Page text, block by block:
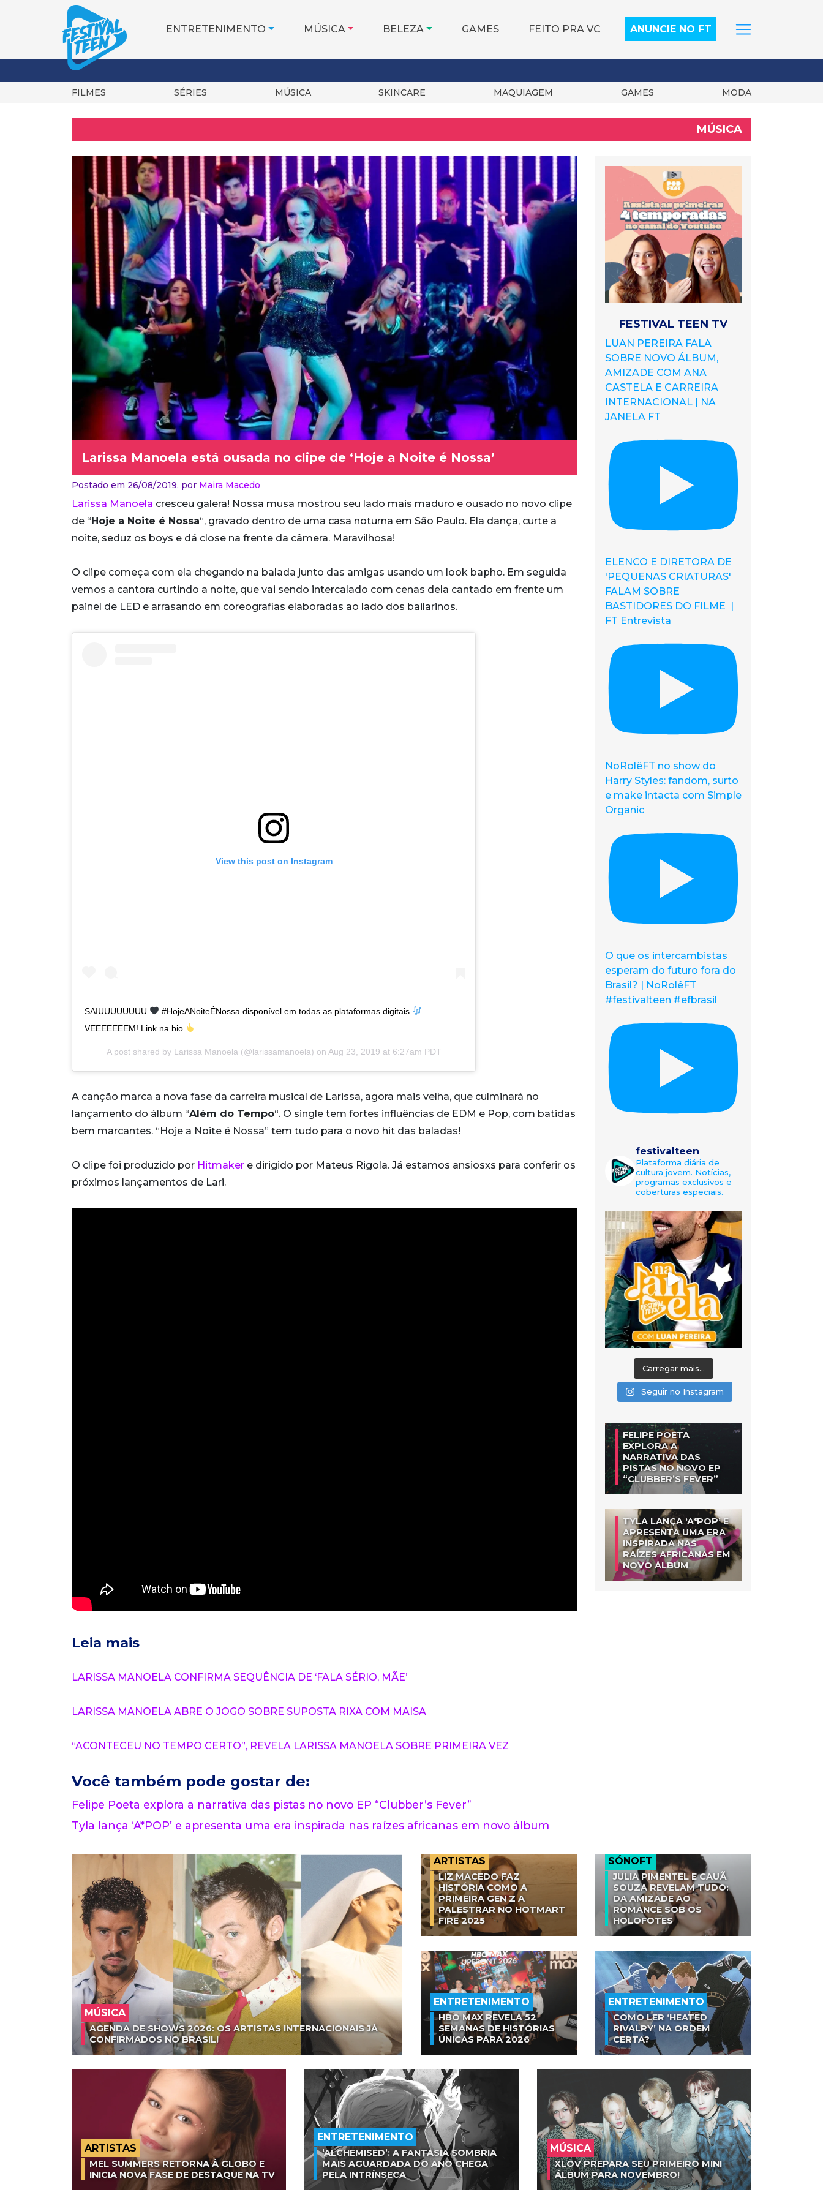
ENTRETENIMENTO MÚSICA BELEZA GAMES FEITO PRA VC ANUNCIE NO FT
FILMES SÉRIES MÚSICA SKINCARE MAQUIAGEM GAMES MODA
MÚSICA
Larissa Manoela está ousada no clipe de ‘Hoje a Noite é Nossa’
Postado em 26/08/2019, por Maira Macedo
Larissa Manoela cresceu galera! Nossa musa mostrou seu lado mais maduro e ousado no novo clipe
de “Hoje a Noite é Nossa“, gravado dentro de uma casa noturna em São Paulo. Ela dança, curte a
noite, seduz os boys e dá close na frente da câmera. Maravilhosa!
O clipe começa com ela chegando na balada junto das amigas usando um look bapho. Em seguida
vemos a cantora curtindo a noite, que vai sendo intercalado com cenas dela cantado em frente um
painel de LED e arrasando em coreografias elaboradas ao lado dos bailarinos.
View this post on Instagram
SAIUUUUUUUU
#HojeANoiteÉNossa disponível em todas as plataformas digitais
VEEEEEEEM! Link na bio
A post shared by Larissa Manoela (@larissamanoela) on Aug 23, 2019 at 6:27am PDT
A canção marca a nova fase da carreira musical de Larissa, agora mais velha, que culminará no
lançamento do álbum “Além do Tempo“. O single tem fortes influências de EDM e Pop, com batidas
bem marcantes. “Hoje a Noite é Nossa” tem tudo para o novo hit das baladas!
O clipe foi produzido por Hitmaker e dirigido por Mateus Rigola. Já estamos ansiosxs para conferir os
próximos lançamentos de Lari.
Leia mais
LARISSA MANOELA CONFIRMA SEQUÊNCIA DE ‘FALA SÉRIO, MÃE’
LARISSA MANOELA ABRE O JOGO SOBRE SUPOSTA RIXA COM MAISA
“ACONTECEU NO TEMPO CERTO”, REVELA LARISSA MANOELA SOBRE PRIMEIRA VEZ
Você também pode gostar de:
Felipe Poeta explora a narrativa das pistas no novo EP “Clubber’s Fever”
Tyla lança ‘A*POP’ e apresenta uma era inspirada nas raízes africanas em novo álbum
FESTIVAL TEEN TV
LUAN PEREIRA FALA
SOBRE NOVO ÁLBUM,
AMIZADE COM ANA
CASTELA E CARREIRA
INTERNACIONAL | NA
JANELA FT
ELENCO E DIRETORA DE
'PEQUENAS CRIATURAS'
FALAM SOBRE
BASTIDORES DO FILME |
FT Entrevista
NoRolêFT no show do
Harry Styles: fandom, surto
e make intacta com Simple
Organic
O que os intercambistas
esperam do futuro fora do
Brasil? | NoRolêFT
#festivalteen #efbrasil
festivalteen
Plataforma diária de
cultura jovem. Notícias,
programas exclusivos e
coberturas especiais.
Carregar mais...
Seguir no Instagram
FELIPE POETA
EXPLORA A
NARRATIVA DAS
PISTAS NO NOVO EP
“CLUBBER’S FEVER”
TYLA LANÇA ‘A*POP’ E
APRESENTA UMA ERA
INSPIRADA NAS
RAÍZES AFRICANAS EM
NOVO ÁLBUM
MÚSICA
AGENDA DE SHOWS 2026: OS ARTISTAS INTERNACIONAIS JÁ
CONFIRMADOS NO BRASIL!
ARTISTAS
LIZ MACEDO FAZ
HISTÓRIA COMO A
PRIMEIRA GEN Z A
PALESTRAR NO HOTMART
FIRE 2025
SÓNOFT
JULIA PIMENTEL E CAUÃ
SOUZA REVELAM TUDO:
DA AMIZADE AO
ROMANCE SOB OS
HOLOFOTES
ENTRETENIMENTO
HBO MAX REVELA 52
SEMANAS DE HISTÓRIAS
ÚNICAS PARA 2026
ENTRETENIMENTO
COMO LER ‘HEATED
RIVALRY’ NA ORDEM
CERTA?
ARTISTAS
MEL SUMMERS RETORNA À GLOBO E
INICIA NOVA FASE DE DESTAQUE NA TV
ENTRETENIMENTO
‘ALCHEMISED’: A FANTASIA SOMBRIA
MAIS AGUARDADA DO ANO CHEGA
PELA INTRÍNSECA
MÚSICA
XLOV PREPARA SEU PRIMEIRO MINI
ÁLBUM PARA NOVEMBRO!